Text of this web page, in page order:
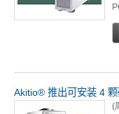
显示适配器 / PCIe 扩展盒
USB3.1 专区
Akitio® 推出可安装 4
(